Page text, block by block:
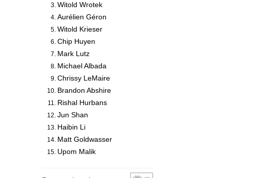
Witold Wrotek
Aurélien Géron
Witold Krieser
Chip Huyen
Mark Lutz
Michael Albada
Chrissy LeMaire
Brandon Abshire
Rishal Hurbans
Jun Shan
Haibin Li
Matt Goldwasser
Upom Malik